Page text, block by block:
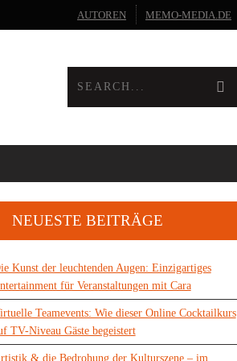
AUTOREN MEMO-MEDIA.DE
NEUESTE BEITRÄGE
Kunst der leuchtenden Augen: Einzigartiges
für Veranstaltungen mit Cara
Teamevents: Wie dieser Online Cocktailkurs
TV-Niveau Gäste begeistert
& die Bedrohung der Kulturszene – im